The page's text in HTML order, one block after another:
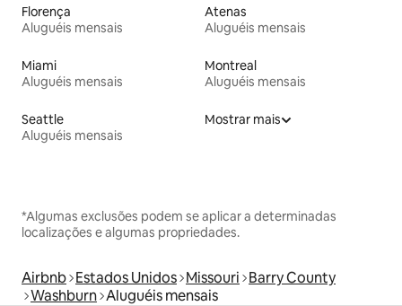
Florença
Aluguéis mensais
Atenas
Aluguéis mensais
Miami
Aluguéis mensais
Montreal
Aluguéis mensais
Seattle
Aluguéis mensais
Mostrar mais
*Algumas exclusões podem se aplicar a determinadas
localizações e algumas propriedades.
Airbnb Estados Unidos Missouri Barry County
Washburn Aluguéis mensais